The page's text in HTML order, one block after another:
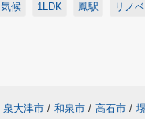
気候 1LDK 鳳駅 リノ
泉大津市 / 和泉市 / 高石市 /